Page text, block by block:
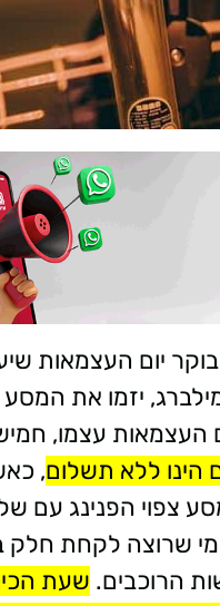
יום העצמאות
מילברג, יזמו את
הינו ללא תשלום,
המסע צפוי הפנינג עם
עבור מי שרוצה לקחת
הרוכבים. שעת